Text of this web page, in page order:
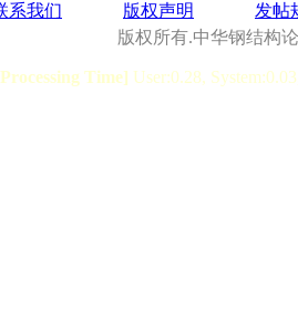
系我们 版权声明 发帖
版权所有.中华钢结构
Time] User:0.28,